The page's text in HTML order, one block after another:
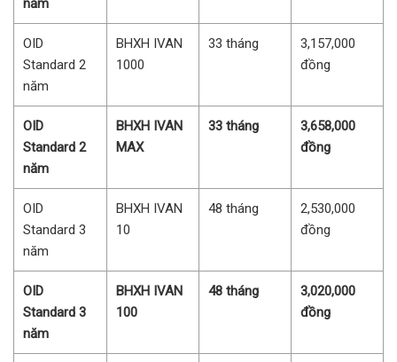
năm
OID
Standard 2
năm
BHXH IVAN
1000
33 tháng
3,157,000
đồng
OID
Standard 2
năm
BHXH IVAN
MAX
33 tháng
3,658,000
đồng
OID
Standard 3
năm
BHXH IVAN
10
48 tháng
2,530,000
đồng
OID
Standard 3
năm
BHXH IVAN
100
48 tháng
3,020,000
đồng